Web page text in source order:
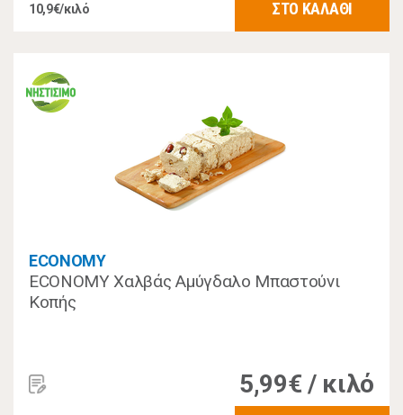
10,9€/κιλό ΣΤΟ ΚΑΛΑΘΙ
ECONOMY
ECONOMY Χαλβάς Αμύγδαλο Μπαστούνι
Κοπής
5,99€ / κιλό